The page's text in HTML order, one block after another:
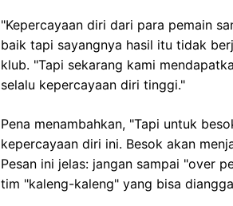
"Kepercayaan diri dari para pemain
baik tapi sayangnya hasil itu tidak
klub. "Tapi sekarang kami
selalu kepercayaan diri tinggi."
Pena menambahkan, "Tapi untuk
kepercayaan diri ini. Besok akan
Pesan ini jelas: jangan sampai "over
tim "kaleng-kaleng" yang bisa